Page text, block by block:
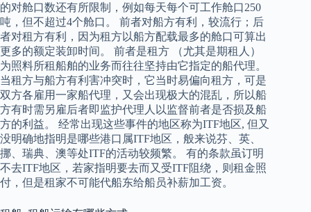
的对舱口数还有所限制，例如每天每个可工作舱口250
吨，但不超过4个舱口。 前者对船方有利，较流行；后
者对租方有利，因为租方以船方配载最多的舱口可算出
更多的额定装卸时间。 前者是租方 （尤其是期租人）
为照料所租船舶的业务而往往坚持由它指定的船代理。
当租方与船方有利害冲突时，它当时易偏向租方，可是
双方各雇用一家船代理，又会出现极大的混乱，所以船
方有时需另雇后者即监护代理人以监督前者是否损及船
方的利益。 经常出现这些事件的地区称为ITF地区, 但又
没明确地指明是哪些港口属ITF地区，般来说芬、英、
挪、瑞典、澳等处ITF的活动较频繁。 有的条款虽订明
不去ITF地区，若家指明要去而又受ITF阻绕，则租金照
付，但是租家不可能代船东给船员补薪加工资。